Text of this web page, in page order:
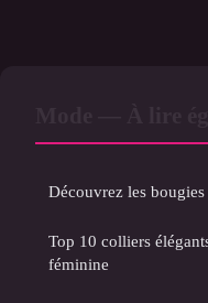
Découvrez les
Top 10 colliers
féminine